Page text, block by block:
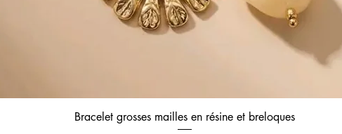
Aperçu rapide
Bracelet grosses mailles en résine et breloques